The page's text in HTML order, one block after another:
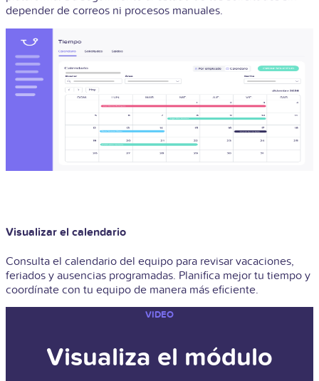
depender de correos ni procesos manuales.
Visualizar el calendario
Consulta el calendario del equipo para revisar vacaciones,
feriados y ausencias programadas. Planifica mejor tu tiempo y
coordínate con tu equipo de manera más eficiente.
VIDEO
Visualiza el módulo